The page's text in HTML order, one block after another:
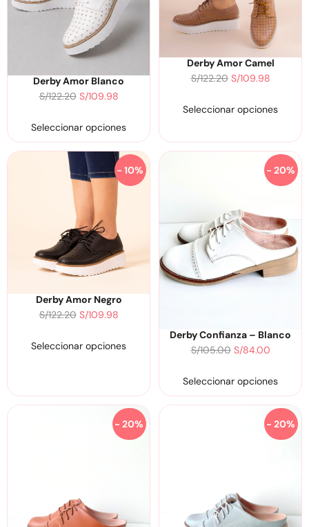
Derby Amor Blanco
S/122.20 S/109.98
Seleccionar opciones
Derby Amor Camel
S/122.20 S/109.98
Seleccionar opciones
- 10%
Derby Amor Negro
S/122.20 S/109.98
Seleccionar opciones
- 20%
Derby Confianza – Blanco
S/105.00 S/84.00
Seleccionar opciones
- 20% - 20%